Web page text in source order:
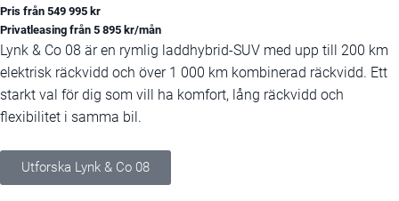
Pris från 549 995 kr
Privatleasing från 5 895 kr/mån
Lynk & Co 08 är en rymlig laddhybrid-SUV med upp till 200 km
elektrisk räckvidd och över 1 000 km kombinerad räckvidd. Ett
starkt val för dig som vill ha komfort, lång räckvidd och
flexibilitet i samma bil.
Utforska Lynk & Co 08